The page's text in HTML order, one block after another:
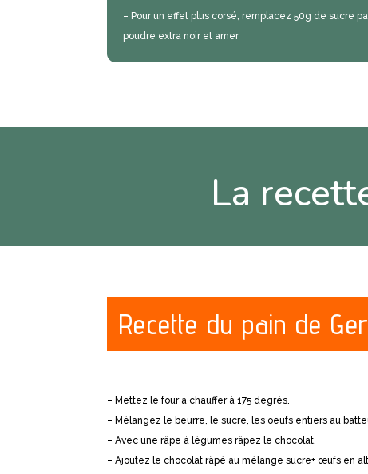
– Pour un effet plus corsé, remplacez 50g de sucre
poudre extra noir et amer
La
Recette du pain de
– Mettez le four à chauffer à 175 degrés.
– Mélangez le beurre, le sucre, les oeufs entiers au
– Avec une râpe à légumes râpez le chocolat.
– Ajoutez le chocolat râpé au mélange sucre+ œufs en